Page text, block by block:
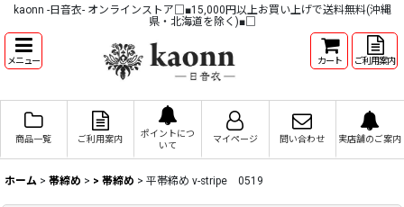
kaonn -日音衣- オンラインストア□■15,000円以上お買い上げで送料無料(沖縄
県・北海道を除く)■□
メニュー カート ご利用案内
商品一覧 ご利用案内
ポイントにつ
いて
マイページ 問い合わせ 実店舗のご案内
ホーム > 帯締め > > 帯締め > 平帯締め v-stripe 0519